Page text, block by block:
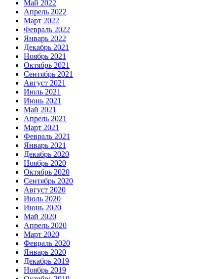
Май 2022
Апрель 2022
Март 2022
Февраль 2022
Январь 2022
Декабрь 2021
Ноябрь 2021
Октябрь 2021
Сентябрь 2021
Август 2021
Июль 2021
Июнь 2021
Май 2021
Апрель 2021
Март 2021
Февраль 2021
Январь 2021
Декабрь 2020
Ноябрь 2020
Октябрь 2020
Сентябрь 2020
Август 2020
Июль 2020
Июнь 2020
Май 2020
Апрель 2020
Март 2020
Февраль 2020
Январь 2020
Декабрь 2019
Ноябрь 2019